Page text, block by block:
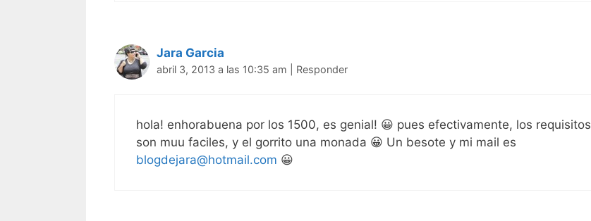
Jara Garcia
abril 3, 2013 a las 10:35 am Responder
hola! enhorabuena por los 1500, es genial! 😀 pues efectivamente, los requisitos
son muu faciles, y el gorrito una monada 😀 Un besote y mi mail es
blogdejara@hotmail.com 😀